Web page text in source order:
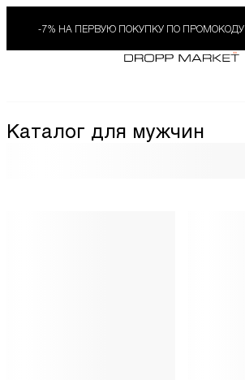
-7% НА ПЕРВУЮ ПОКУПКУ ПО ПРОМОКОДУ
Каталог для мужчин